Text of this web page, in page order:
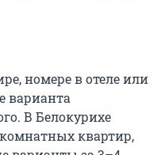
номере в отеле или
варианта
В Белокурихе
квартир,